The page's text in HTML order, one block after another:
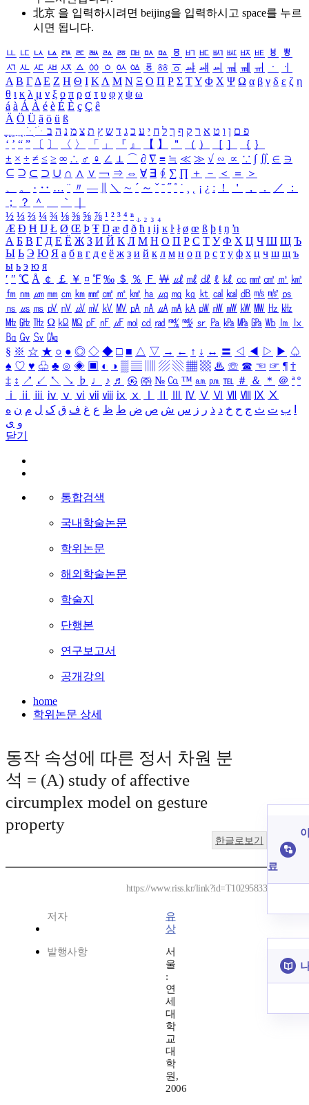
北京 을 입력하시려면 beijing을 입력하시고 space를 누르
시면 됩니다.
ㅥ ㅦ ㅧ ㅨ ㅩ ㅪ ㅫ ㅬ ㅭ ㅮ ㅯ ㅰ ㅱ ㅲ ㅳ ㅴ ㅵ ㅶ ㅷ ㅸ
ㅹ
ㅺ ㅻ ㅼ ㅽ ㅾ ㅿ ㆀ ㆁ ㆂ ㆃ ㆄ ㆅ ㆆ ㆇ ㆈ ㆉ ㆊ ㆋ ㆌ ㆍ
ㆎ
Α Β ΓΔ Ε Ζ Η Θ Ι ΚΛ Μ Ν Ξ Ο Π Ρ Σ ΤΥ Φ Χ Ψ Ω α β γ δ ε ζ η
θ ι κ λ μ ν ξ ο π ρ σ τ υ φ χ ψ ω
á à Á À é è É È ç Ç ê
Ä Ö Ü ä ö ü ß
ִֶֹ ֻּ ׁׂ פ ם ן ו ט א ר ק ף ך ל ח י ע כ ג ד ש ץ ת צ מ נ ה ב
‘ ’ “ ” 〔 〕 〈 〉 「 」 『 』 【 】 ＂ （ ） ［ ］ ｛ ｝
± × ÷ ≠ ≤ ≥ ∞ ∴ ♂ ♀ ∠ ⊥ ⌒ ∂ ∇ ≡ ≒ ≪ ≫ √ ∽ ∝ ∵ ∫ ∬ ∈ ∋
⊆ ⊇ ⊂ ⊃ ∪ ∩ ∧ ∨ ￢ ⇒ ⇔ ∀ ∃ ∮ ∑ ∏ ＋ － ＜ ＝
＞
、
。 · ‥ … ¨ 〃 ― ＼ ∼ ´ ～ ˇ ˘ ˝ ˚ ˙ ¸ ¡ ¿ ː ！ ＇ ， ． ／
：
；
？ ＾ ｀
½ ⅓ ⅔ ¼ ¾ ⅛ ⅜ ⅝ ⅞ ¹ ² ³ ⁴ ⁿ ₁ ₂ ₃ ₄
Æ Ð Ħ Ĳ Ł Ø Œ Þ Ŧ Ŋ æ đ ð ħ ı ĳ ĸ ŀ ł ø œ ß þ ŧ ŋ ŉ
А Б В Г Д Е Ё Ж З И Й К Л М Н О П Р С Т У Ф Х Ц Ч Ш Щ Ъ
Ы Ь Э Ю Я а б в г д е ё ж з и й к л м н о п р с т у ф х ц ч ш щ ъ
ы ь э ю я
′ ″ ℃ Å ￠ ￡ ￥ ¤ ℉ ‰ ＄ ％ Ｆ ￦ ㎕ ㎖ ㎗ ℓ ㎘ ㏄ ㎣ ㎤ ㎥ ㎦
㎙ ㎚ ㎛ ㎜ ㎝ ㎞ ㎟ ㎠ ㎡ ㎢ ㏊ ㎍ ㎎ ㎏ ㏏ ㎈ ㎉ ㏈ ㎧ ㎨ ㎰
㎱ ㎲ ㎳ ㎴ ㎵ ㎶ ㎷ ㎸ ㎹ ㎀ ㎁ ㎂ ㎃ ㎄ ㎺ ㎻ ㎽ ㎾ ㎿ ㎐ ㎑
㎒ ㎓ ㎔ Ω ㏀ ㏁ ㎊ ㎋ ㎌ ㏖ ㏅ ㎭ ㎮ ㎯ ㏛ ㎩ ㎪ ㎫ ㎬ ㏝ ㏐
㏓
㏃ ㏉ ㏜ ㏆
§ ※ ☆ ★ ○ ● ◎ ◇ ◆ □ ■ △ ▽ → ← ↑ ↓ ↔ 〓 ◁ ◀ ▷ ▶ ♤
♠ ♡ ♥ ♧ ♣ ⊙ ◈ ▣ ◐ ◑ ▒ ▤ ▨ ▧ ▦ ▩ ♨ ☏ ☎ ☜ ☞ ¶ †
‡ ↕ ↗ ↙ ↖ ↘ ♭ ♩ ♪ ♬ ㉿ ㈜ № ㏇ ™ ㏂ ㏘ ℡ ＃ ＆ ＊ ＠ ª º
ⅰ
ⅱ ⅲ ⅳ ⅴ ⅵ ⅶ ⅷ ⅸ ⅹ Ⅳ Ⅴ Ⅵ Ⅶ Ⅷ Ⅸ Ⅹ
ب ت ث ج ح خ د ذ ر ز س ش ص ض ط ظ ع غ ف ق ک ل م ن ه
و ی
닫기
통합검색
국내학술논문
학위논문
해외학술논문
학술지
단행본
연구보고서
공개강의
home
학위논문 상세
동작 속성에 따른 정서 차원 분
석 = (A) study of affective
circumplex model on gesture
property
한글로보기
https://www.riss.kr/link?id=T10295833
저자
유
상
발행사항
서
울
:
연
세
대
학
교
대
학
원,
2006
료